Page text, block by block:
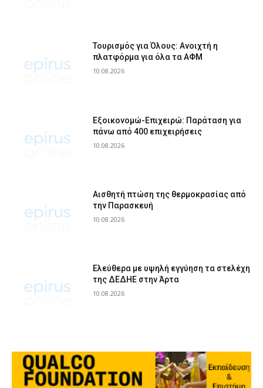
Τουρισμός για Όλους: Ανοιχτή η
πλατφόρμα για όλα τα ΑΦΜ
10.08.2026
Εξοικονομώ-Επιχειρώ: Παράταση για
πάνω από 400 επιχειρήσεις
10.08.2026
Αισθητή πτώση της θερμοκρασίας από
την Παρασκευή
10.08.2026
Ελεύθερα με υψηλή εγγύηση τα στελέχη
της ΔΕΔΗΕ στην Άρτα
10.08.2026